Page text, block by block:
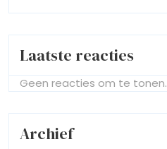
Laatste reacties
Geen reacties om te tonen.
Archief